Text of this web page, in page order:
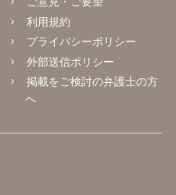
利用規約
プライバシーポリシー
外部送信ポリシー
掲載をご検討の弁護士の方
へ